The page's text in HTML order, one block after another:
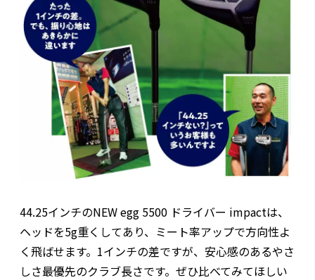
44.25インチのNEW egg 5500 ドライバー impactは、
ヘッドを5g重くしてあり、ミート率アップで方向性よ
く飛ばせます。1インチの差ですが、安心感のあるやさ
しさ最優先のクラブ長さです。ぜひ比べてみてほしい